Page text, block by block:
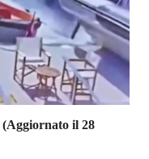
(Aggiornato il 28